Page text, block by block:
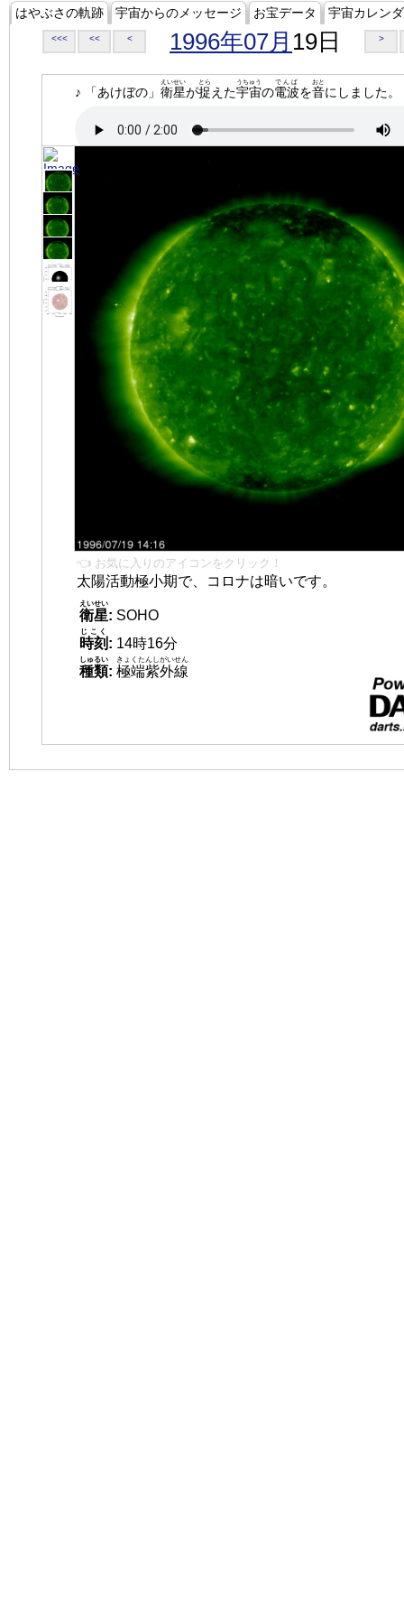
はやぶさの軌跡 宇宙からのメッセージ お宝データ 宇宙カレン
<<< << < 1996年07月 19日 >
♪ 「あけぼの」 衛星
えいせい
が捉
とら
えた宇宙
うちゅう
の電波
でんぱ
を音
おと
にしました。
👈 お気に入りのアイコンをクリック！
太陽活動極小期で、コロナは暗いです。
衛星
えいせい
: SOHO
時刻
じこく
: 14時16分
種類
しゅるい
: 極端紫外線
きょくたんしがいせん